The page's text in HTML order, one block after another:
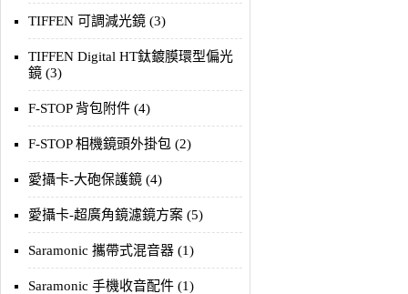
TIFFEN 可調減光鏡 (3)
TIFFEN Digital HT鈦鍍膜環型偏光
鏡 (3)
F-STOP 背包附件 (4)
F-STOP 相機鏡頭外掛包 (2)
愛攝卡-大砲保護鏡 (4)
愛攝卡-超廣角鏡濾鏡方案 (5)
Saramonic 攜帶式混音器 (1)
Saramonic 手機收音配件 (1)